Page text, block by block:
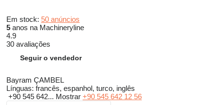
Em stock: 50 anúncios
5 anos na Machineryline
4.9
30 avaliações
Seguir o vendedor
Bayram ÇAMBEL
Línguas: francês, espanhol, turco, inglês
+90 545 642... Mostrar +90 545 642 12 56